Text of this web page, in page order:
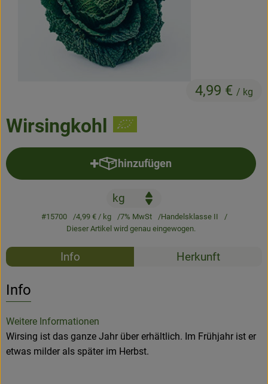
Frisches
Angebote & Neues
Getränke
Über Grünland
Blog
Wirsingkohl
4,99 € / kg
hinzufügen
Produkt zum Warenkorb
#15700 4,99 € / kg 7% MwSt
Handelsklasse II
Dieser Artikel wird genau eingewogen.
Rezepte
Info Herkunft
Info
Weitere Informationen
Wirsing ist das ganze Jahr über erhältlich. Im Frühjahr ist er
etwas milder als später im Herbst.